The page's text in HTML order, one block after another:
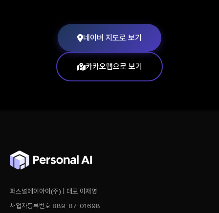
네이버 지도로 보기
카카오맵으로 보기
퍼스널에이아이(주) | 대표 이재영
사업자등록번호 889-87-01698